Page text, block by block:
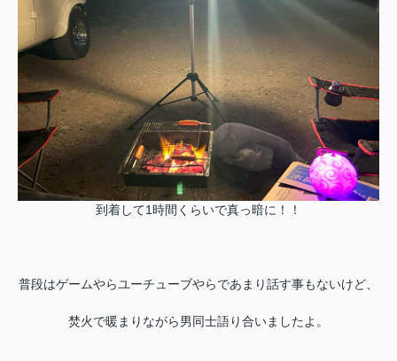
到着して1時間くらいで真っ暗に！！
普段はゲームやらユーチューブやらであまり話す事もないけど、
焚火で暖まりながら男同士語り合いましたよ。